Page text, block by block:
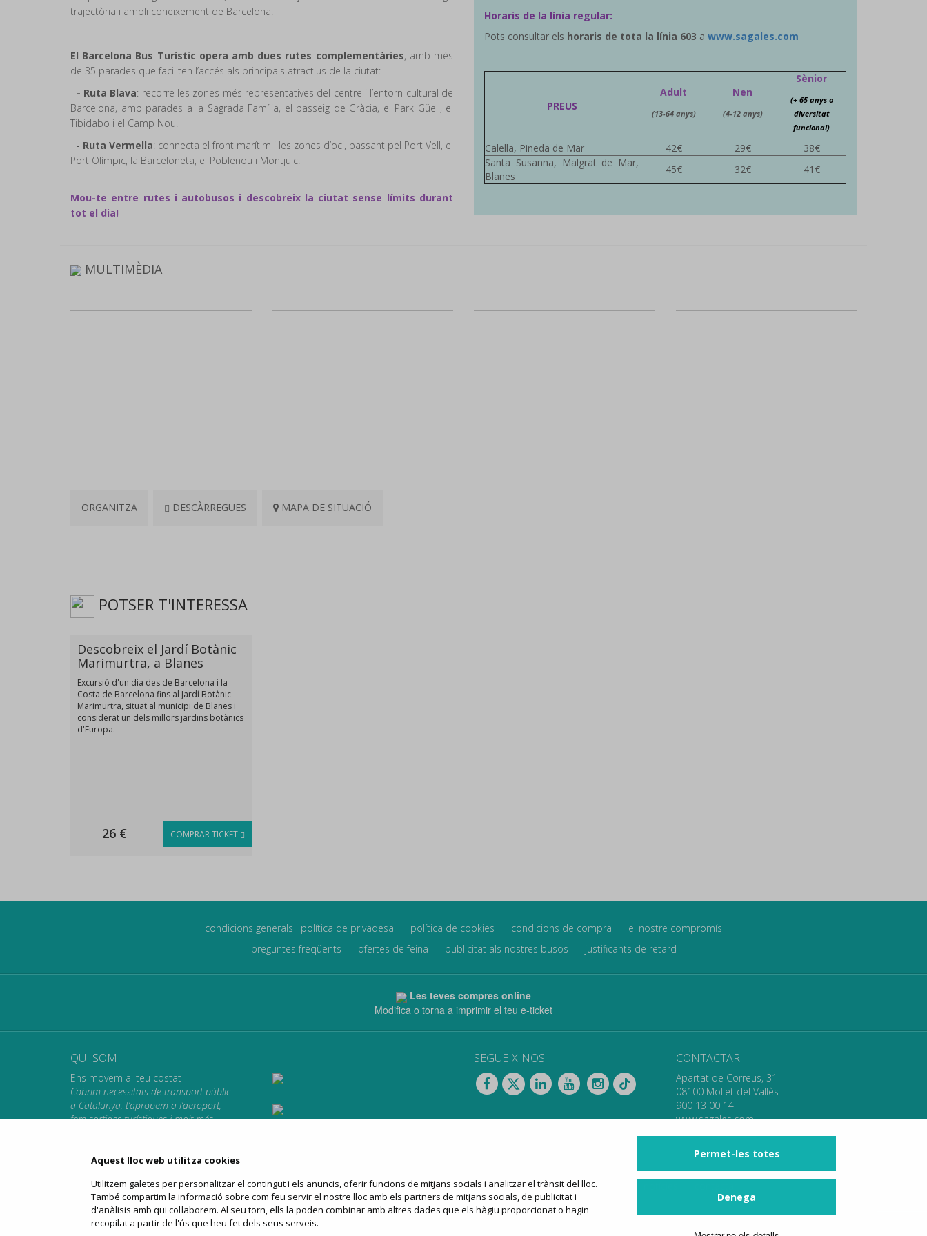
Aquest lloc web utilitza cookies
Utilitzem galetes per personalitzar el contingut i els anuncis, oferir funcions de mitjans socials i analitzar el trànsit del lloc.
També compartim la informació sobre com feu servir el nostre lloc amb els partners de mitjans socials, de publicitat i
d'anàlisis amb qui col·laborem. Al seu torn, ells la poden combinar amb altres dades que els hàgiu proporcionat o hagin
recopilat a partir de l'ús que heu fet dels seus serveis.
Permet-les totes
Denega
trajectòria i ampli coneixement de Barcelona.
El Barcelona Bus Turístic opera amb dues rutes complementàries, amb més
de 35 parades que faciliten l’accés als principals atractius de la ciutat:
- Ruta Blava: recorre les zones més representatives del centre i l’entorn cultural de
Barcelona, amb parades a la Sagrada Família, el passeig de Gràcia, el Park Güell, el
Tibidabo i el Camp Nou.
- Ruta Vermella: connecta el front marítim i les zones d’oci, passant pel Port Vell, el
Port Olímpic, la Barceloneta, el Poblenou i Montjuïc.
Mou-te entre rutes i autobusos i descobreix la ciutat sense límits durant
tot el dia!
Horaris de la línia regular:
Pots consultar els horaris de tota la línia 603 a www.sagales.com
PREUS
Adult
(13-64 anys)
Nen
(4-12 anys)
Sènior
(+ 65 anys o
diversitat
funcional)
Calella, Pineda de Mar 42€ 29€
38€
Santa Susanna, Malgrat de Mar,
Blanes
45€ 32€ 41€
MULTIMÈDIA
ORGANITZA DESCÀRREGUES MAPA DE SITUACIÓ
POTSER T'INTERESSA
Descobreix el Jardí Botànic
Marimurtra, a Blanes
Excursió d'un dia des de Barcelona i la
Costa de Barcelona fins al Jardí Botànic
Marimurtra, situat al municipi de Blanes i
considerat un dels millors jardins botànics
d'Europa.
26 € COMPRAR TICKET
condicions generals i política de privadesa política de cookies condicions de compra
el nostre compromís
preguntes freqüents
ofertes de feina publicitat als nostres busos justificants de retard
Les teves compres online
Modifica o torna a imprimir el teu e-ticket
QUI SOM
Ens movem al teu costat
Cobrim necessitats de transport públic
a Catalunya, t’apropem a l’aeroport,
fem sortides turístiques i molt més.
SEGUEIX-NOS CONTACTAR
Apartat de Correus, 31
08100 Mollet del Vallès
900 13 00 14
www.sagales.com
inici qui som fons públics línies regulars lloguer d'autocars turisme venda online